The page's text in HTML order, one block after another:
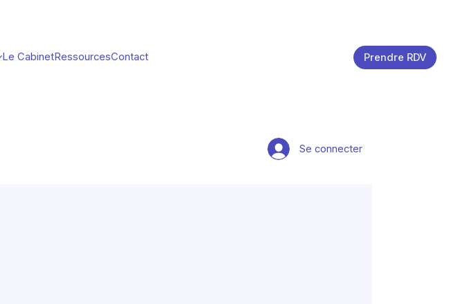
Le CabinetRessourcesContact Prendre RDV
Se connecter